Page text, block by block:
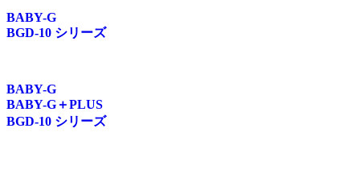
BABY-G
BGD-10 シリーズ
BABY-G
BABY-G＋PLUS
BGD-10 シリーズ